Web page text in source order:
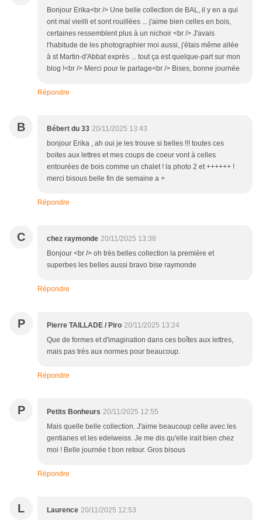
Bonjour Erika<br /> Une belle collection de BAL, il y en a qui
ont mal vieilli et sont rouillées ... j'aime bien celles en bois,
certaines ressemblent plus à un nichoir <br /> J'avais
l'habitude de les photographier moi aussi, j'étais même allée
à st Martin-d'Abbat exprès ... tout ça est quelque-part sur mon
blog !<br /> Merci pour le partage<br /> Bises, bonne journée
Répondre
B Bébert du 33 20/11/2025 13:43
bonjour Erika , ah oui je les trouve si belles !!! toutes ces
boites aux lettres et mes coups de coeur vont à celles
entourées de bois comme un chalet ! la photo 2 et ++++++ !
merci bisous belle fin de semaine a +
Répondre
C chez raymonde 20/11/2025 13:38
Bonjour <br /> oh très belles collection la première et
superbes les belles aussi bravo bise raymonde
Répondre
P Pierre TAILLADE / Piro 20/11/2025 13:24
Que de formes et d'imagination dans ces boîtes aux lettres,
mais pas très aux normes pour beaucoup.
Répondre
P Petits Bonheurs 20/11/2025 12:55
Mais quelle belle collection. J'aime beaucoup celle avec les
gentianes et les edelweiss. Je me dis qu'elle irait bien chez
moi ! Belle journée t bon retour. Gros bisous
Répondre
L Laurence 20/11/2025 12:53